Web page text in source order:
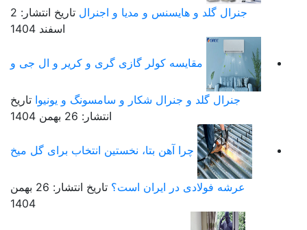
جنرال گلد و هایسنس و مدیا و اجنرال
تاریخ انتشار: 2
اسفند 1404
مقایسه کولر گازی گری و کریر و ال جی و
جنرال گلد و جنرال شکار و سامسونگ و یونیوا تاریخ
انتشار: 26 بهمن 1404
چرا آهن بتا، نخستین انتخاب برای گل میخ
عرشه فولادی در ایران است؟
تاریخ انتشار: 26 بهمن
1404